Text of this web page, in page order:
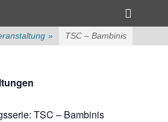
Toggle
» TSC – Bambinis
TSC – Bambinis